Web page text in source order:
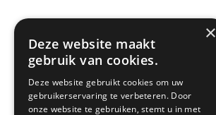
*velden zijn verplicht
×
Deze website maakt
gebruik van cookies.
Deze website gebruikt cookies om uw
gebruikerservaring te verbeteren. Door
onze website te gebruiken, stemt u in met